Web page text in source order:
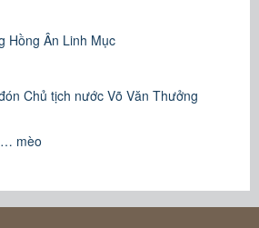
Hồng Ân Linh Mục
Chủ tịch nước Võ Văn Thưởng
mèo